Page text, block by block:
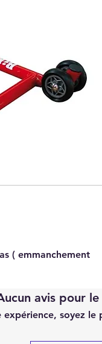
( emmanchement
avis pour
soyez le